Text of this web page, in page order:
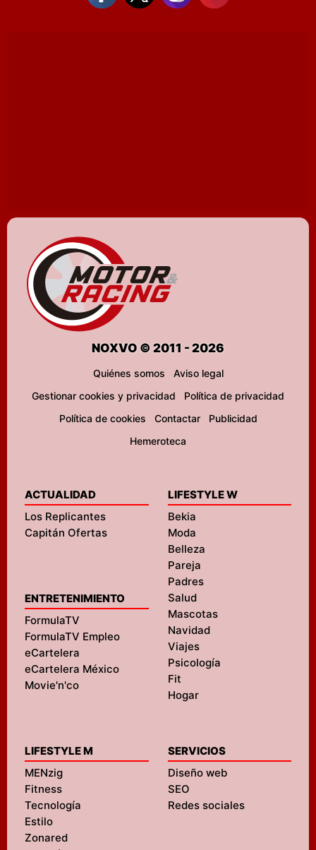
NOXVO © 2011 - 2026
Quiénes somos
Aviso legal
Gestionar cookies y privacidad
Política de privacidad
Política de cookies
Contactar
Publicidad
Hemeroteca
ACTUALIDAD
Los Replicantes
Capitán Ofertas
ENTRETENIMIENTO
FormulaTV
FormulaTV Empleo
eCartelera
eCartelera México
Movie'n'co
LIFESTYLE W
Bekia
Moda
Belleza
Pareja
Padres
Salud
Mascotas
Navidad
Viajes
Psicología
Fit
Hogar
LIFESTYLE M
MENzig
Fitness
Tecnología
Estilo
Zonared
SERVICIOS
Diseño web
SEO
Redes sociales